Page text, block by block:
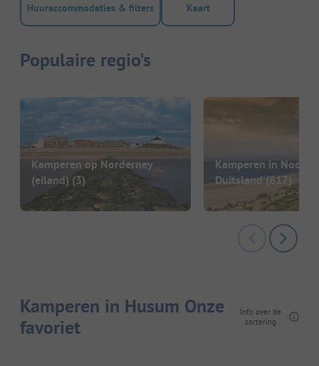
Huuraccommodaties & filters Kaart
Populaire regio's
Kamperen op Norderney
(eiland) (3)
Kamperen in Noord-
Duitsland(617)
Kamperen in Husum Onze
favoriet
Info over de
sortering